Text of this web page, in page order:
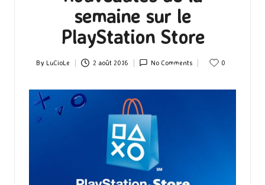
semaine sur le
PlayStation Store
Posted
By LuCioLe 2 août 2016 No Comments 0